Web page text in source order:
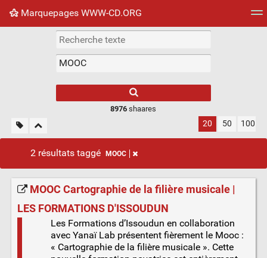
Marquepages WWW-CD.ORG
Nuage de tags Mur d'images
8976 shaares
20 50 100
2 résultats taggé MOOC
MOOC Cartographie de la filière musicale |
LES FORMATIONS D'ISSOUDUN
Les Formations d’Issoudun en collaboration
avec Yanaï Lab présentent fièrement le Mooc :
« Cartographie de la filière musicale ». Cette